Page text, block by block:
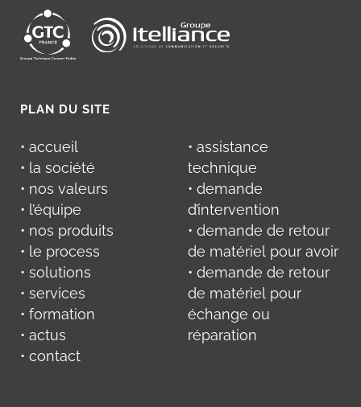
PLAN DU SITE
• accueil
• la société
• nos valeurs
• l’équipe
• nos produits
• le process
• solutions
• services
• formation
• actus
• contact
• assistance
technique
• demande
d’intervention
• demande de retour
de matériel pour avoir
• demande de retour
de matériel pour
échange ou
réparation